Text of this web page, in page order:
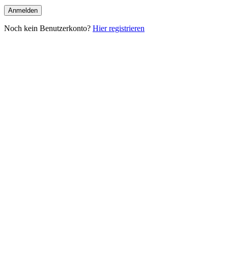
Noch kein Benutzerkonto? Hier registrieren